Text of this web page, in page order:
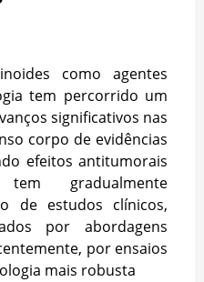
como agentes
tem percorrido um
significativos nas
corpo de evidências
efeitos antitumorais
gradualmente
de estudos clínicos,
por abordagens
por ensaios
mais robusta